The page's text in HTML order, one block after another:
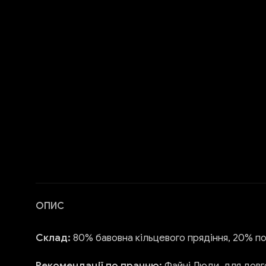
ОПИС
Склад: 80% бавовна кільцевого прядіння, 20%